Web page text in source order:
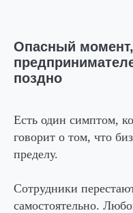
Опасный
поздно
Есть один симптом,
говорит о том, что
пределу.
Сотрудники
самостоятельно.